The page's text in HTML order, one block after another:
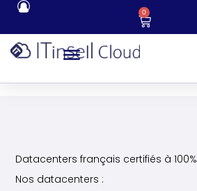
0
Datacenters français certifiés à 100%
Nos datacenters :